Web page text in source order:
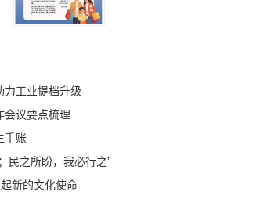
力工业提档升级
会议要点梳理
手账
民之所盼，我必行之”
新的文化使命